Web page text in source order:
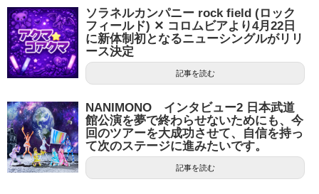
ソラネルカンパニー rock field (ロック
フィールド) ✕ コロムビアより4月22日
に新体制初となるニューシングルがリリ
ース決定
記事を読む
NANIMONO インタビュー2 日本武道
館公演を夢で終わらせないためにも、今
回のツアーを大成功させて、自信を持っ
て次のステージに進みたいです。
記事を読む